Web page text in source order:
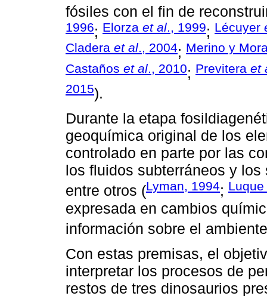
fósiles con el fin de
1996; Elorza et al., 1999; Lécuyer
Cladera et al., 2004; Merino y
Castaños et al ., 2010; Previtera et
2015).
Durante la etapa
geoquímica original de los
controlado en parte por las
los fluidos subterráneos y
entre otros (Lyman, 1994; Luque
expresada en cambios
información sobre el
Con estas premisas, el
interpretar los procesos de
restos de tres dinosaurios